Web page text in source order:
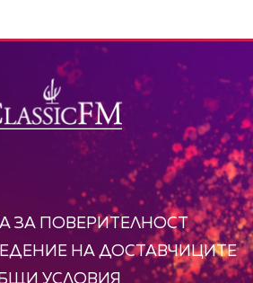
ЗА ПОВЕРИТЕЛНОСТ
НА ДОСТАВЧИЦИТЕ
УСЛОВИЯ